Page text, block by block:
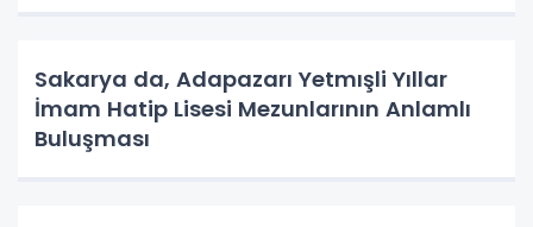
Sakarya da, Adapazarı Yetmışli Yıllar
İmam Hatip Lisesi Mezunlarının Anlamlı
Buluşması